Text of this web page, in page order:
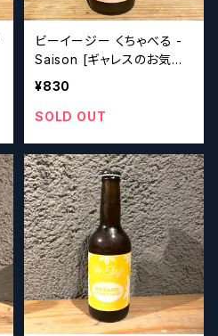
ビーイージー くちゃべる -
Saison [ギャレスのお気に
入り] Be Easy Kuchabe
¥830
SOLD OUT